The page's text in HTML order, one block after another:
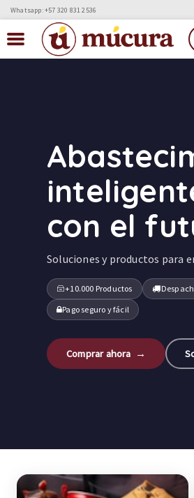
Whatsapp: +57 320 831 2536
con el
Soluciones y productos para
+10.000 Productos
Pago seguro y fácil
Comprar ahora →
Categorías de